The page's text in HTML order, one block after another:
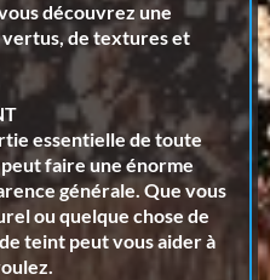
découvrez une
de textures et
essentielle de toute
faire une énorme
générale. Que vous
ou quelque chose de
teint peut vous aider à